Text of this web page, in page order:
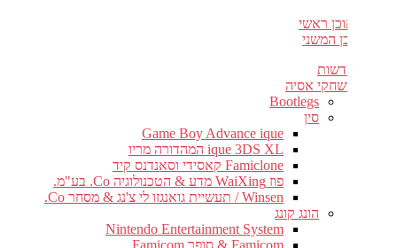
עבור לתוכן ראשי
דלג לתוכן המשני
חדשות
משחקי אסיה
Bootlegs
סין
Game Boy Advance ique
ique 3DS XL המהדורה מריו
Famiclone קאסידי וסאנדנס קיד
פוז WaiXing מדע & הטכנולוגיה Co. בע"מ.
Winsen / תעשיית גואנגזו לי צ'נג & מסחר Co.
הונג קונג
Nintendo Entertainment System